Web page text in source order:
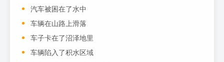
汽车被困在了水中
车辆在山路上滑落
车子卡在了沼泽地里
车辆陷入了积水区域